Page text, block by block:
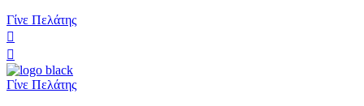
Γίνε Πελάτης
Γίνε Πελάτης